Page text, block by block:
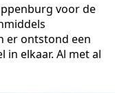
voor de
er ontstond een
in elkaar. Al met al